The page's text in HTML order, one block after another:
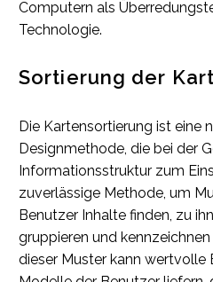
Computern als
Technologie.
Sortierung der
Die Kartensortierung ist eine
Designmethode, die bei der
Informationsstruktur zum
zuverlässige Methode, um
Benutzer Inhalte finden, zu
gruppieren und
dieser Muster kann wertvolle